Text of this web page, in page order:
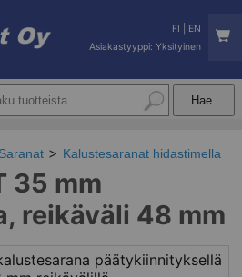
FI
EN
Asiakastyyppi: Yksityinen
Saranat Kalustesaranat hidastimella
35 mm
reikäväli 48 mm